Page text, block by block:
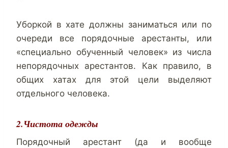
Уборкой в хате должны заниматься или по
очереди все порядочные арестанты, или
«специально обученный человек» из числа
непорядочных арестантов. Как правило, в
общих хатах для этой цели выделяют
отдельного человека.
2.Чистота одежды
Порядочный арестант (да и вообще